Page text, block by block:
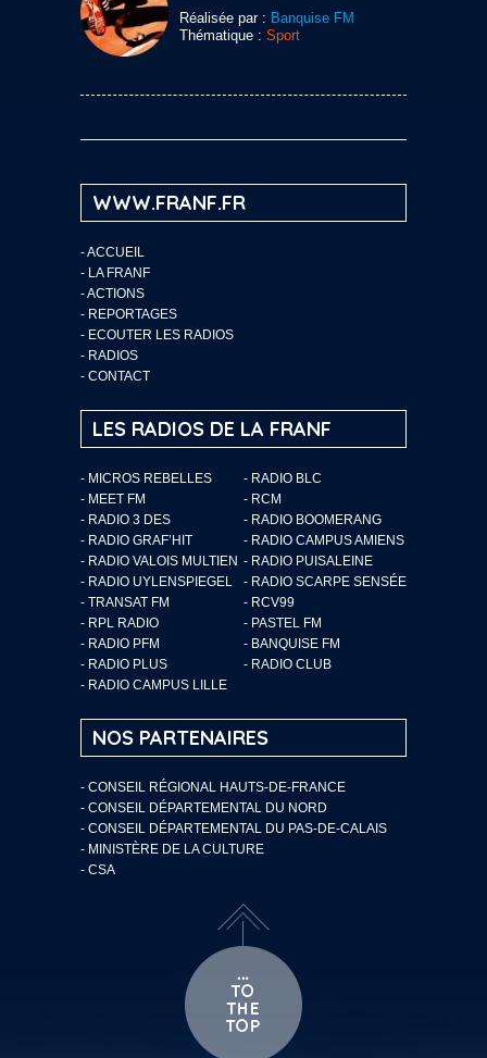
Réalisée par : Banquise FM
Thématique : Sport
WWW.FRANF.FR
-ACCUEIL
- LA FRANF
-ACTIONS
- REPORTAGES
- ECOUTER LES RADIOS
- RADIOS
- CONTACT
LES RADIOS DE LA FRANF
- MICROS REBELLES
- RADIO BLC
- MEET FM
- RCM
- RADIO 3 DES
- RADIO BOOMERANG
- RADIO GRAF’HIT
- RADIO CAMPUS AMIENS
- RADIO VALOIS MULTIEN - RADIO PUISALEINE
- RADIO UYLENSPIEGEL
- RADIO SCARPE SENSÉE
- TRANSAT FM
- RCV99
- RPL RADIO
- PASTEL FM
- RADIO PFM
- BANQUISE FM
- RADIO PLUS
- RADIO CLUB
- RADIO CAMPUS LILLE
NOS PARTENAIRES
- CONSEIL RÉGIONAL HAUTS-DE-FRANCE
- CONSEIL DÉPARTEMENTAL DU NORD
- CONSEIL DÉPARTEMENTAL DU PAS-DE-CALAIS
- MINISTÈRE DE LA CULTURE
- CSA